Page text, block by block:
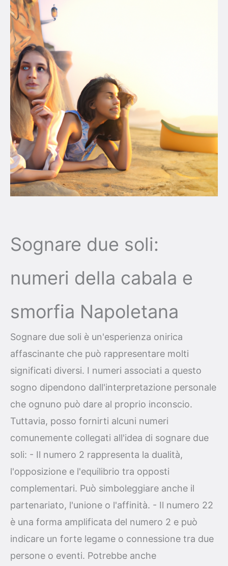
Sognare due soli:
numeri della cabala e
smorfia Napoletana
Sognare due soli è un'esperienza onirica
affascinante che può rappresentare molti
significati diversi. I numeri associati a questo
sogno dipendono dall'interpretazione personale
che ognuno può dare al proprio inconscio.
Tuttavia, posso fornirti alcuni numeri
comunemente collegati all'idea di sognare due
soli: - Il numero 2 rappresenta la dualità,
l'opposizione e l'equilibrio tra opposti
complementari. Può simboleggiare anche il
partenariato, l'unione o l'affinità. - Il numero 22
è una forma amplificata del numero 2 e può
indicare un forte legame o connessione tra due
persone o eventi. Potrebbe anche